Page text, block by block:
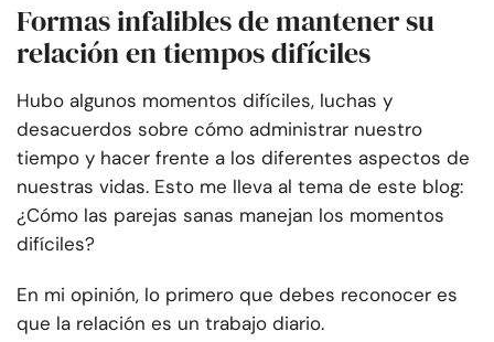
Formas infalibles de mantener su
relación en tiempos difíciles
Hubo algunos momentos difíciles, luchas y
desacuerdos sobre cómo administrar nuestro
tiempo y hacer frente a los diferentes aspectos de
nuestras vidas. Esto me lleva al tema de este blog:
¿Cómo las parejas sanas manejan los momentos
difíciles?
En mi opinión, lo primero que debes reconocer es
que la relación es un trabajo diario.